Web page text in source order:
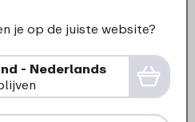
je op de juiste website?
- Nederlands